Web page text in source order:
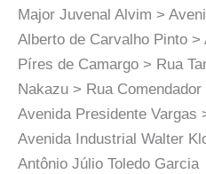
Major Juvenal Alvim >
Alberto de Carvalho Pinto
Píres de Camargo > Rua
Nakazu > Rua
Avenida Presidente Vargas
Avenida Industrial Walter
Antônio Júlio Toledo Garcia